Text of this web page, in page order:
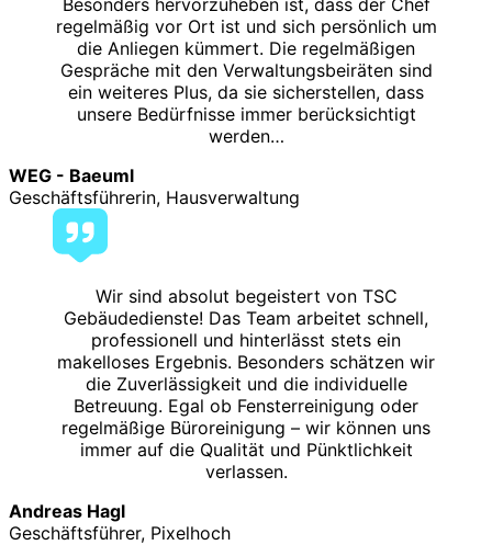
regelmäßig vor Ort ist und sich persönlich um
die Anliegen kümmert. Die regelmäßigen
Gespräche mit den Verwaltungsbeiräten sind
ein weiteres Plus, da sie sicherstellen, dass
unsere Bedürfnisse immer berücksichtigt
werden…
WEG - Baeuml
Geschäftsführerin, Hausverwaltung
Wir sind absolut begeistert von TSC
Gebäudedienste! Das Team arbeitet schnell,
professionell und hinterlässt stets ein
makelloses Ergebnis. Besonders schätzen wir
die Zuverlässigkeit und die individuelle
Betreuung. Egal ob Fensterreinigung oder
regelmäßige Büroreinigung – wir können uns
immer auf die Qualität und Pünktlichkeit
verlassen.
Andreas Hagl
Geschäftsführer, Pixelhoch